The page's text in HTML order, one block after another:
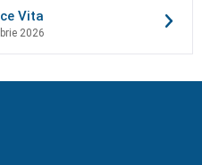
Vita
2026